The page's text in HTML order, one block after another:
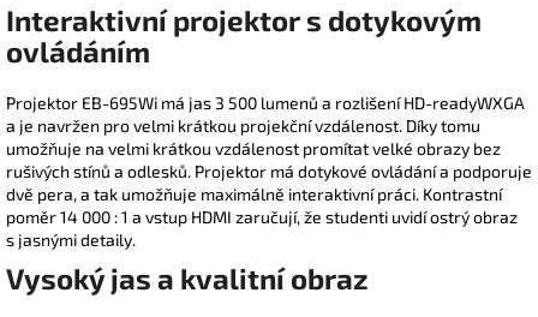
Interaktivní projektor s dotykovým
ovládáním
Projektor EB-695Wi má jas 3 500 lumenů a rozlišení HD-readyWXGA
a je navržen pro velmi krátkou projekční vzdálenost. Díky tomu
umožňuje na velmi krátkou vzdálenost promítat velké obrazy bez
rušivých stínů a odlesků. Projektor má dotykové ovládání a podporuje
dvě pera, a tak umožňuje maximálně interaktivní práci. Kontrastní
poměr 14 000 : 1 a vstup HDMI zaručují, že studenti uvidí ostrý obraz
s jasnými detaily.
Vysoký jas a kvalitní obraz